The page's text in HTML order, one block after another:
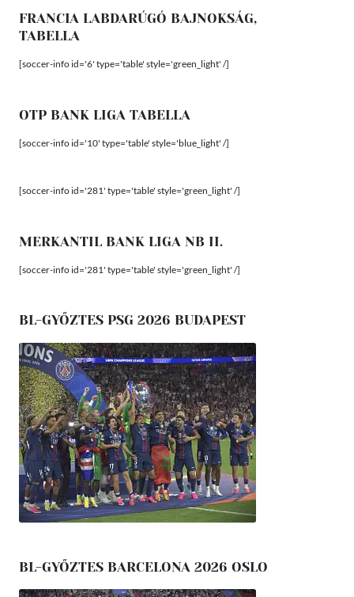
FRANCIA LABDARÚGÓ BAJNOKSÁG,
TABELLA
[soccer-info id='6' type='table' style='green_light' /]
OTP BANK LIGA TABELLA
[soccer-info id='10' type='table' style='blue_light' /]
[soccer-info id='281' type='table' style='green_light' /]
MERKANTIL BANK LIGA NB II.
[soccer-info id='281' type='table' style='green_light' /]
BL-GYŐZTES PSG 2026 BUDAPEST
BL-GYŐZTES BARCELONA 2026 OSLO